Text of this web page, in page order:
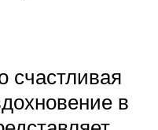
счастливая
в